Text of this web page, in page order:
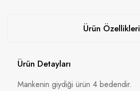
Ürün Özellikleri
Ürün Detayları
Mankenin giydiği ürün 4 bedendir.